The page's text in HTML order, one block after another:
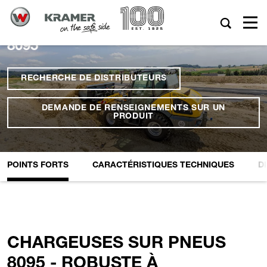
8095
RECHERCHE DE DISTRIBUTEURS
DEMANDE DE RENSEIGNEMENTS SUR UN
PRODUIT
POINTS FORTS CARACTÉRISTIQUES TECHNIQUES
CHARGEUSES SUR PNEUS